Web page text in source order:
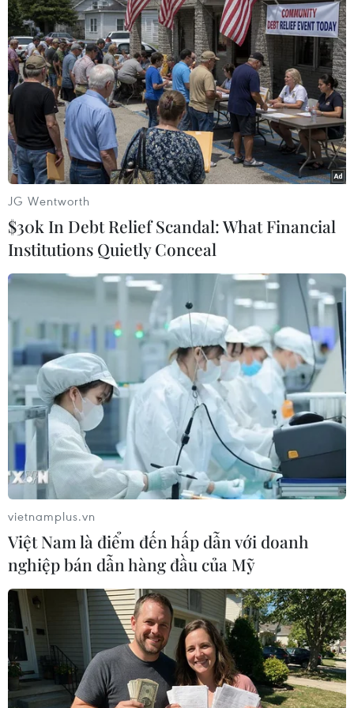
TIN LIÊN QUAN
Hạnh phúc làm cha, Simon Cowell làm từ
thiện 1,6 triệu bảng
06/05/2014 02:17
Hạnh phúc làm cha ở tuổi 54 dường như đã khiến "gã
phù thủy giải trí thế giới" Simon Cowell mềm lòng quyên
góp tới 1,6 triệu bảng Anh cho các quỹ từ thiện.
JG Wentworth
$30k In Debt Relief Scandal: What Financial
Institutions Quietly Conceal
vietnamplus.vn
Việt Nam là điểm đến hấp dẫn với doanh
nghiệp bán dẫn hàng đầu của Mỹ